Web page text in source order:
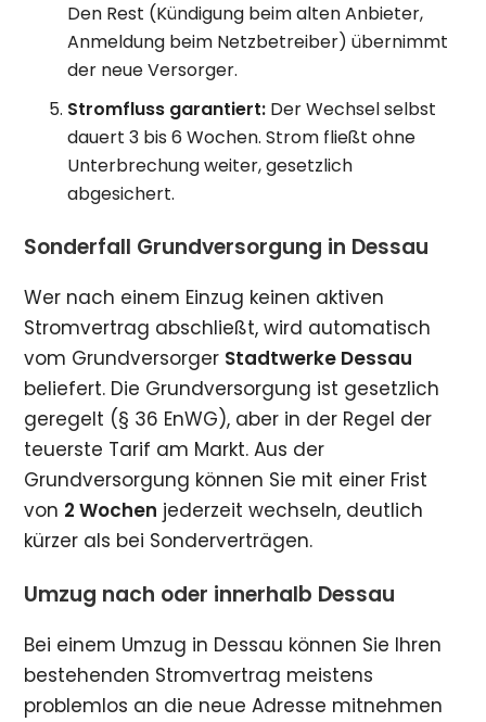
Den Rest (Kündigung beim alten Anbieter,
Anmeldung beim Netzbetreiber) übernimmt
der neue Versorger.
Stromfluss garantiert: Der Wechsel selbst
dauert 3 bis 6 Wochen. Strom fließt ohne
Unterbrechung weiter, gesetzlich
abgesichert.
Sonderfall Grundversorgung in Dessau
Wer nach einem Einzug keinen aktiven
Stromvertrag abschließt, wird automatisch
vom Grundversorger Stadtwerke Dessau
beliefert. Die Grundversorgung ist gesetzlich
geregelt (§ 36 EnWG), aber in der Regel der
teuerste Tarif am Markt. Aus der
Grundversorgung können Sie mit einer Frist
von 2 Wochen jederzeit wechseln, deutlich
kürzer als bei Sonderverträgen.
Umzug nach oder innerhalb Dessau
Bei einem Umzug in Dessau können Sie Ihren
bestehenden Stromvertrag meistens
problemlos an die neue Adresse mitnehmen